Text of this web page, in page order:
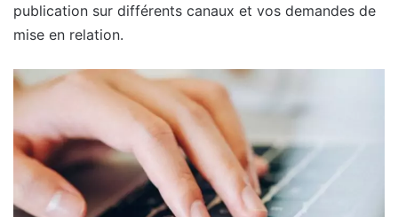
publication sur différents canaux et vos demandes de
mise en relation.